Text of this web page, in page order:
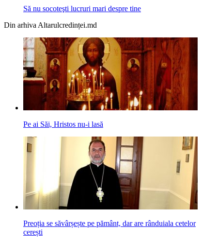
Să nu socoteşti lucruri mari despre tine
Din arhiva Altarulcredinței.md
Pe ai Săi, Hristos nu-i lasă
Preoția se săvârșește pe pământ, dar are rânduiala cetelor
cerești